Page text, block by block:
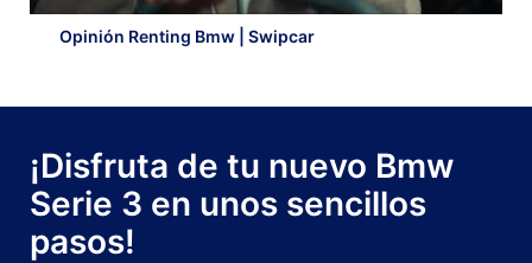
Opinión Renting Bmw | Swipcar
¡Disfruta de tu nuevo Bmw
Serie 3 en unos sencillos
pasos!